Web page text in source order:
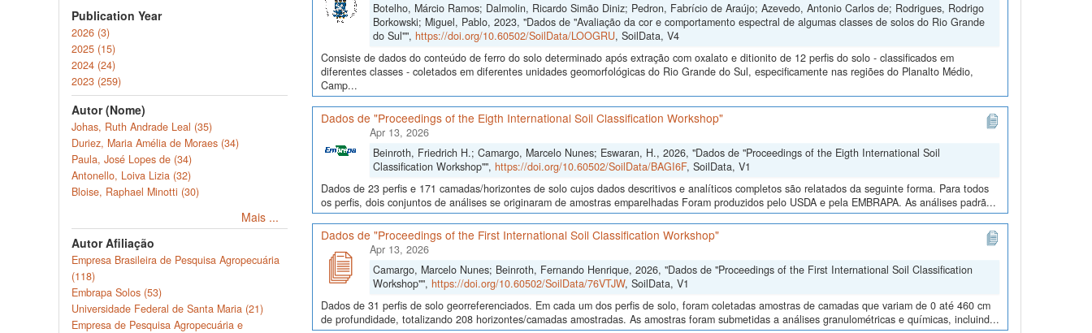
Publication Year
2026 (3)
2025 (15)
2024 (24)
2023 (259)
Autor (Nome)
Johas, Ruth Andrade Leal (35)
Duriez, Maria Amélia de Moraes (34)
Paula, José Lopes de (34)
Antonello, Loiva Lizia (32)
Bloise, Raphael Minotti (30)
Mais ...
Autor Afiliação
Empresa Brasileira de Pesquisa Agropecuária
(118)
Embrapa Solos (53)
Universidade Federal de Santa Maria (21)
Empresa de Pesquisa Agropecuária e
Botelho, Márcio Ramos; Dalmolin, Ricardo Simão Diniz; Pedron, Fabrício de Araújo; Azevedo, Antonio Carlos de; Rodrigues, Rodrigo
Borkowski; Miguel, Pablo, 2023, "Dados de "Avaliação da cor e comportamento espectral de algumas classes de solos do Rio Grande
do Sul"", https://doi.org/10.60502/SoilData/LOOGRU, SoilData, V4
Consiste de dados do conteúdo de ferro do solo determinado após extração com oxalato e ditionito de 12 perfis do solo - classificados em
diferentes classes - coletados em diferentes unidades geomorfológicas do Rio Grande do Sul, especificamente nas regiões do Planalto Médio,
Camp...
Dados de "Proceedings of the Eigth International Soil Classification Workshop"
Apr 13, 2026
Beinroth, Friedrich H.; Camargo, Marcelo Nunes; Eswaran, H., 2026, "Dados de "Proceedings of the Eigth International Soil
Classification Workshop"", https://doi.org/10.60502/SoilData/BAGI6F, SoilData, V1
Dados de 23 perfis e 171 camadas/horizontes de solo cujos dados descritivos e analíticos completos são relatados da seguinte forma. Para todos
os perfis, dois conjuntos de análises se originaram de amostras emparelhadas Foram produzidos pelo USDA e pela EMBRAPA. As análises padrã...
Dados de "Proceedings of the First International Soil Classification Workshop"
Apr 13, 2026
Camargo, Marcelo Nunes; Beinroth, Fernando Henrique, 2026, "Dados de "Proceedings of the First International Soil Classification
Workshop"", https://doi.org/10.60502/SoilData/76VTJW, SoilData, V1
Dados de 31 perfis de solo georreferenciados. Em cada um dos perfis de solo, foram coletadas amostras de camadas que variam de 0 até 460 cm
de profundidade, totalizando 208 horizontes/camadas amostradas. As amostras foram submetidas a análises granulométricas e químicas, incluind...